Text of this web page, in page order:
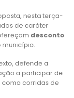
nesta terça-
de caráter
desconto
defende a
a participar de
como corridas de